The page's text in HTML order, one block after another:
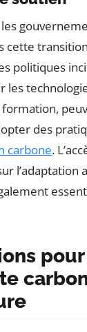
cette
politiques
les
des
carbone.
l’adaptation